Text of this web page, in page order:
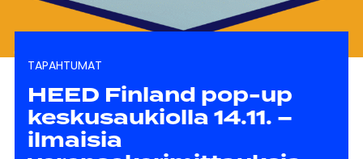
HEED Finland pop-up
keskusaukiolla 14.11. –
ilmaisia
TAPAHTUMAT